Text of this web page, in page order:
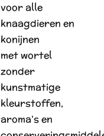
voor alle
knaagdieren en
konijnen
met wortel
zonder
kunstmatige
kleurstoffen,
aroma’s en